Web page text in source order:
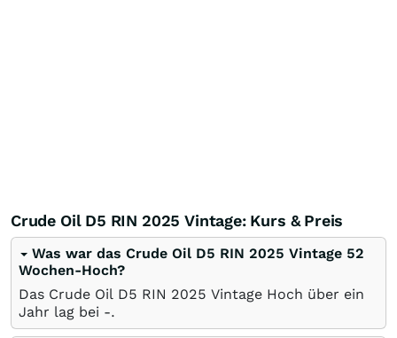
Crude Oil D5 RIN 2025 Vintage: Kurs & Preis
Was war das Crude Oil D5 RIN 2025 Vintage 52
Wochen-Hoch?
Das Crude Oil D5 RIN 2025 Vintage Hoch über ein
Jahr lag bei -.